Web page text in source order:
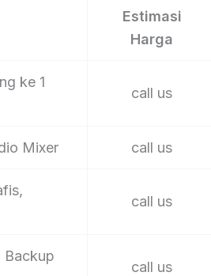
Estimasi
Harga
ke 1
call us
Mixer call us
call us
Backup
call us